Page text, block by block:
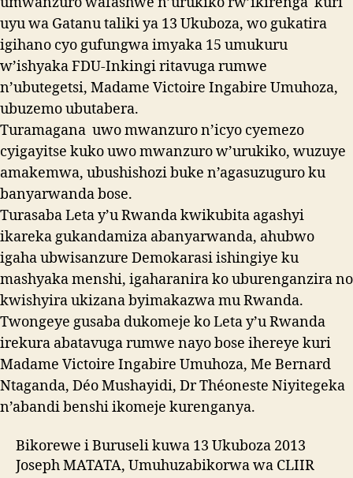
uyu wa Gatanu taliki ya 13 Ukuboza, wo gukatira
igihano cyo gufungwa imyaka 15 umukuru
w’ishyaka FDU-Inkingi ritavuga rumwe
n’ubutegetsi, Madame Victoire Ingabire Umuhoza,
ubuzemo ubutabera.
Turamagana uwo mwanzuro n’icyo cyemezo
cyigayitse kuko uwo mwanzuro w’urukiko, wuzuye
amakemwa, ubushishozi buke n’agasuzuguro ku
banyarwanda bose.
Turasaba Leta y’u Rwanda kwikubita agashyi
ikareka gukandamiza abanyarwanda, ahubwo
igaha ubwisanzure Demokarasi ishingiye ku
mashyaka menshi, igaharanira ko uburenganzira no
kwishyira ukizana byimakazwa mu Rwanda.
Twongeye gusaba dukomeje ko Leta y’u Rwanda
irekura abatavuga rumwe nayo bose ihereye kuri
Madame Victoire Ingabire Umuhoza, Me Bernard
Ntaganda, Déo Mushayidi, Dr Théoneste Niyitegeka
n’abandi benshi ikomeje kurenganya.
Bikorewe i Buruseli kuwa 13 Ukuboza 2013
Joseph MATATA, Umuhuzabikorwa wa CLIIR